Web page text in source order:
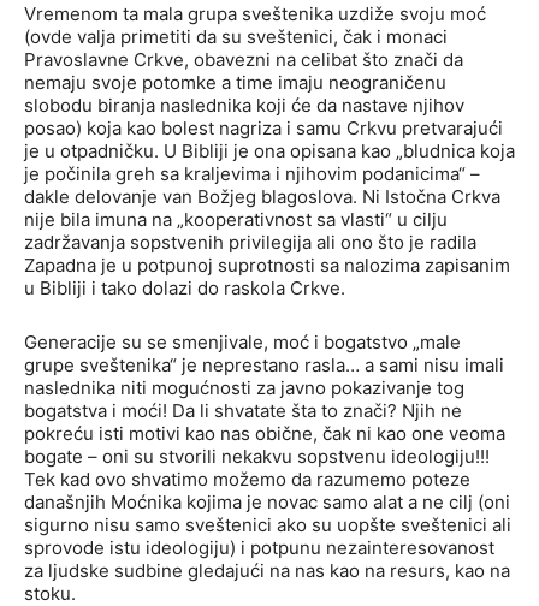
Vremenom ta mala grupa sveštenika uzdiže svoju moć
(ovde valja primetiti da su sveštenici, čak i monaci
Pravoslavne Crkve, obavezni na celibat što znači da
nemaju svoje potomke a time imaju neograničenu
slobodu biranja naslednika koji će da nastave njihov
posao) koja kao bolest nagriza i samu Crkvu pretvarajući
je u otpadničku. U Bibliji je ona opisana kao „bludnica koja
je počinila greh sa kraljevima i njihovim podanicima“ –
dakle delovanje van Božjeg blagoslova. Ni Istočna Crkva
nije bila imuna na „kooperativnost sa vlasti“ u cilju
zadržavanja sopstvenih privilegija ali ono što je radila
Zapadna je u potpunoj suprotnosti sa nalozima zapisanim
u Bibliji i tako dolazi do raskola Crkve.
Generacije su se smenjivale, moć i bogatstvo „male
grupe sveštenika“ je neprestano rasla… a sami nisu imali
naslednika niti mogućnosti za javno pokazivanje tog
bogatstva i moći! Da li shvatate šta to znači? Njih ne
pokreću isti motivi kao nas obične, čak ni kao one veoma
bogate – oni su stvorili nekakvu sopstvenu ideologiju!!!
Tek kad ovo shvatimo možemo da razumemo poteze
današnjih Moćnika kojima je novac samo alat a ne cilj (oni
sigurno nisu samo sveštenici ako su uopšte sveštenici ali
sprovode istu ideologiju) i potpunu nezainteresovanost
za ljudske sudbine gledajući na nas kao na resurs, kao na
stoku.